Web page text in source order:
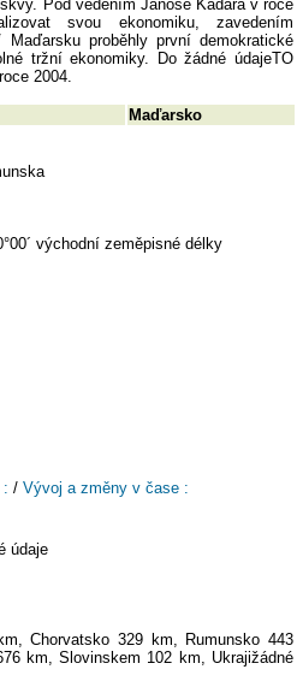
Pod vedením Jánose Kádára v roce
svou ekonomiku, zavedením
proběhly první demokratické
tržní ekonomiky. Do žádné údajeTO
2004.
Maďarsko
východní zeměpisné délky
: / Vývoj a změny v čase :
údaje
Chorvatsko 329 km, Rumunsko 443
km, Slovinskem 102 km, Ukrajižádné